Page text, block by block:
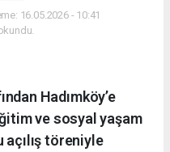
16.05.2026 - 10:41
Hadımköy’e
ve sosyal yaşam
açılış töreniyle